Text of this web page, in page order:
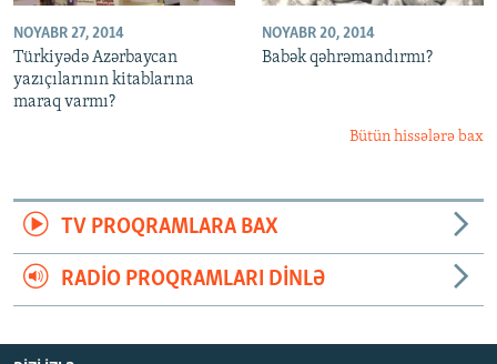
NOYABR 27, 2014
Türkiyədə Azərbaycan
yazıçılarının kitablarına
maraq varmı?
NOYABR 20, 2014
Babək qəhrəmandırmı?
Bütün hissələrə bax
TV PROQRAMLARA BAX
RADIO PROQRAMLARI DINLƏ